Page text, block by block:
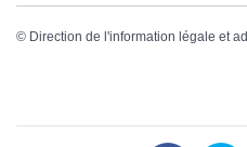
© Direction de l'information légale et